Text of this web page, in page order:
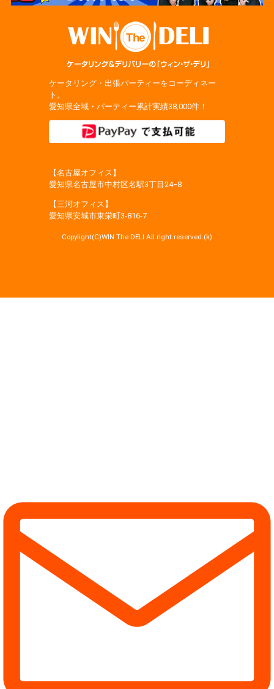
ケータリング・出張パーティーをコーディネー
ト。
愛知県全域・パーティー累計実績38,000件！
【名古屋オフィス】
愛知県名古屋市中村区名駅3丁目24−8
【三河オフィス】
愛知県安城市東栄町3‐816‐7
Copylight(C)WIN The DELI All right reserved.(k)